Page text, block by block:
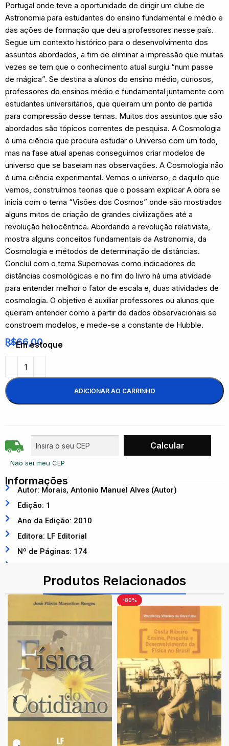
Portugal onde teve a oportunidade de dirigir um clube de
Astronomia para estudantes do ensino fundamental e médio e
das ações de formação que deu a professores nesse país.
Segue um contexto histórico para o desenvolvimento dos
assuntos abordados, a fim de eliminar a impressão que muitas
vezes se tem que o conhecimento atual surgiu “num passe
de mágica”. Se destina a alunos do ensino médio, curiosos,
professores do ensinos médio e fundamental juntamente com
estudantes universitários, que queiram um ponto de partida
para compressão desse temas. Muitos dos assuntos que são
abordados são tópicos correntes de pesquisa. A Cosmologia
é uma ciência que procura estudar o Universo com um todo,
mas na fase atual apenas conseguimos criar modelos de
universo que se baseiam nas observações. A Cosmologia não
é uma ciência experimental. Vemos o universo, e daquilo que
vemos, construímos teorias que o possam explicar A obra se
inicia com o tema “Visões dos Cosmos” onde são mostrados
alguns mitos de criação de grandes civilizações até a
revolução heliocêntrica. Abordando a revolução relativista,
mostra alguns conceitos fundamentais da Astronomia, da
Cosmologia e métodos de determinação de distâncias.
Concluí com o tema Supernovas como indicadores de
distâncias cosmológicas e no fim do livro há uma atividade
para entender melhor o fator de escala e, duas atividades de
cosmologia. O objetivo é auxiliar professores ou alunos que
queiram entender como a partir de dados observacionais se
constroem modelos, e mede-se a constante de Hubble.
R$66,00
Em estoque
ADICIONAR AO CARRINHO
Não sei meu CEP
Informações
Autor: Morais, Antonio Manuel Alves (Autor)
Edição: 1
Ano da Edição: 2010
Editora: LF Editorial
Nº de Páginas: 174
Produtos Relacionados
-80%